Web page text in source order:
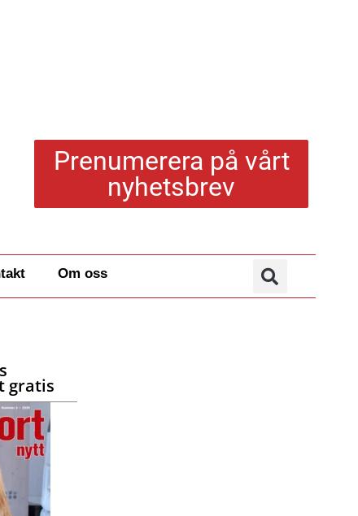
Prenumerera på vårt
nyhetsbrev
Om oss
gratis